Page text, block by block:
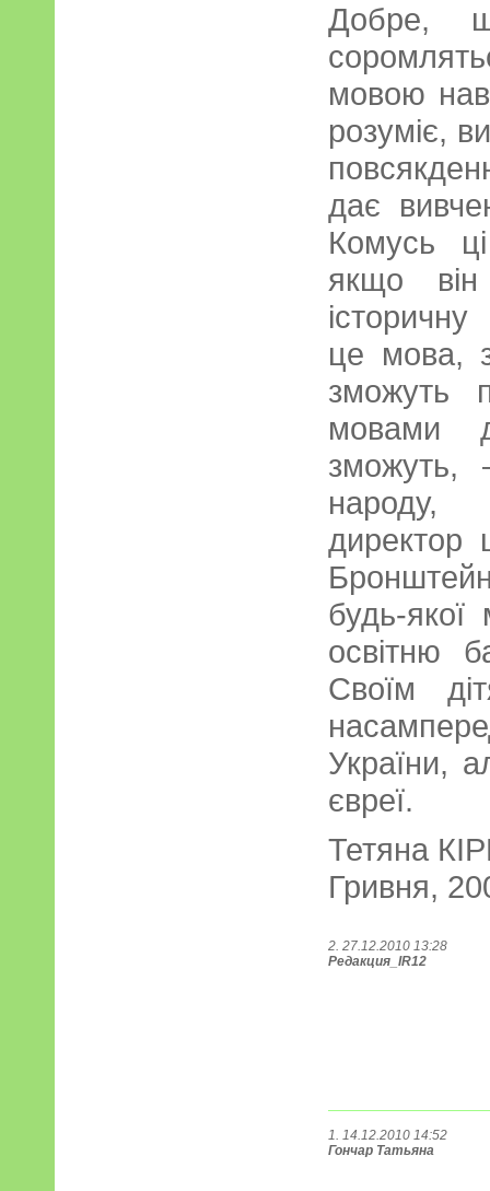
Добре,
мовою
розуміє,
дає
Комусь
якщо
це мова,
зможуть
мовами
зможуть,
директор
будь-
освітню
Своїм
України,
євреї.
Тетяна
Гривня,
2. 27.12.2010 13:28
Редакция_IR12
1. 14.12.2010 14:52
Гончар Татьяна